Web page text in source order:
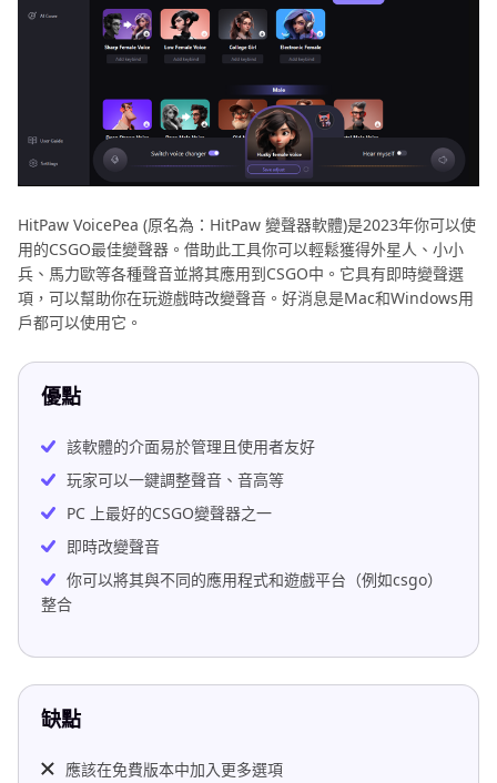
HitPaw VoicePea (原名為：HitPaw 變聲器軟體)是2023年你可以使
用的CSGO最佳變聲器。借助此工具你可以輕鬆獲得外星人、小小
兵、馬力歐等各種聲音並將其應用到CSGO中。它具有即時變聲選
項，可以幫助你在玩遊戲時改變聲音。好消息是Mac和Windows用
戶都可以使用它。
優點
該軟體的介面易於管理且使用者友好
玩家可以一鍵調整聲音、音高等
PC 上最好的CSGO變聲器之一
即時改變聲音
你可以將其與不同的應用程式和遊戲平台（例如csgo）
整合
缺點
應該在免費版本中加入更多選項